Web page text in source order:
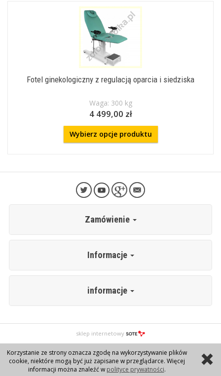
Fotel ginekologiczny z regulacją oparcia i siedziska
Waga: 300 kg
4 499,00 zł
Wybierz opcje produktu
Zamówienie
Informacje
informacje
sklep internetowy
Korzystanie ze strony oznacza zgodę na wykorzystywanie plików
cookie, niektóre mogą być już zapisane w przeglądarce. Więcej
informacji można znaleźć w polityce prywatności.